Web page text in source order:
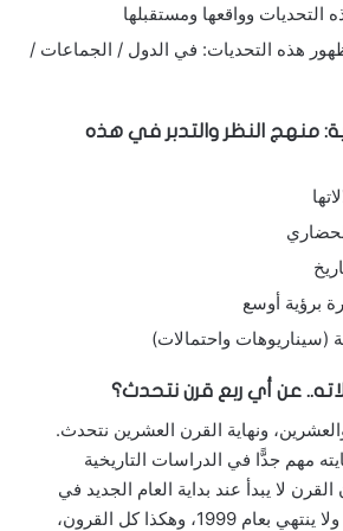
التحديات وواقعها ومستقبلها
هذه التحديات: في الدول / الجماعات /
منهج النظر والتدبر في هذه
برؤية أوسع
(سيناريوهات واحتمالات)
ونهاية القرن العشرين نتحدث.
مهم جدًّا في الدراسات التاريخية
لا يبدأ عند بداية العام الجديد في
الألفية (عام 2000 مثلًا) ولا ينتهي بعام 1999، وهكذا كل القرون،